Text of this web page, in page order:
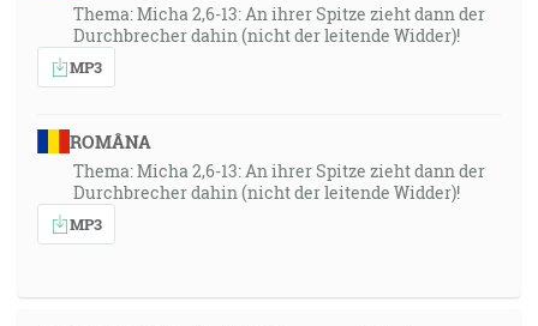
Thema: Micha 2,6-13: An ihrer Spitze zieht dann der
Durchbrecher dahin (nicht der leitende Widder)!
MP3
ROMÂNA
Thema: Micha 2,6-13: An ihrer Spitze zieht dann der
Durchbrecher dahin (nicht der leitende Widder)!
MP3